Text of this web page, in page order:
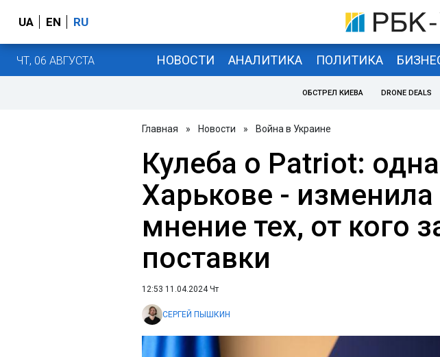
UA EN RU
ЧТ, 06 АВГУСТА НОВОСТИ АНАЛИТИКА ПОЛИТИКА
ОБСТРЕЛ КИЕВА DRONE DEALS
Главная » Новости » Война в Украине
Кулеба о Patriot:
Харькове -
мнение тех, от кого
поставки
12:53 11.04.2024 Чт
СЕРГЕЙ ПЫШКИН